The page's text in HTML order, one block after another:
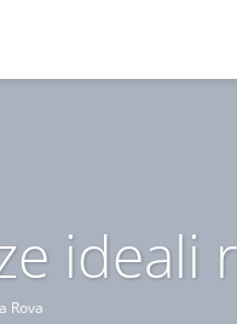
ideali
Rova